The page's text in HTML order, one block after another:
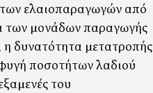
ελαιοπαραγωγών από
των µονάδων παραγωγής
δυνατότητα µετατροπής
ποσοτήτων λαδιού
του